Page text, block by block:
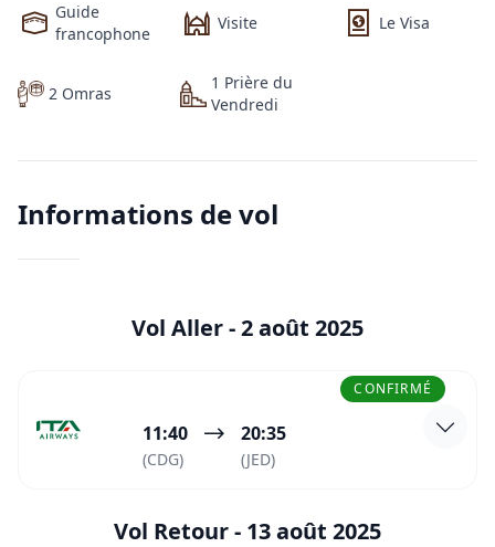
Guide
francophone
Visite Le Visa
2 Omras
1 Prièredu
Vendredi
Informations de vol
Vol Aller -2 août 2025
CONFIRMÉ
11:40
(CDG)
20:35
(JED)
Vol Retour - 13 août 2025